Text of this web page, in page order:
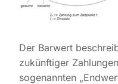
Der Barwert
zukünftiger
sogenannten